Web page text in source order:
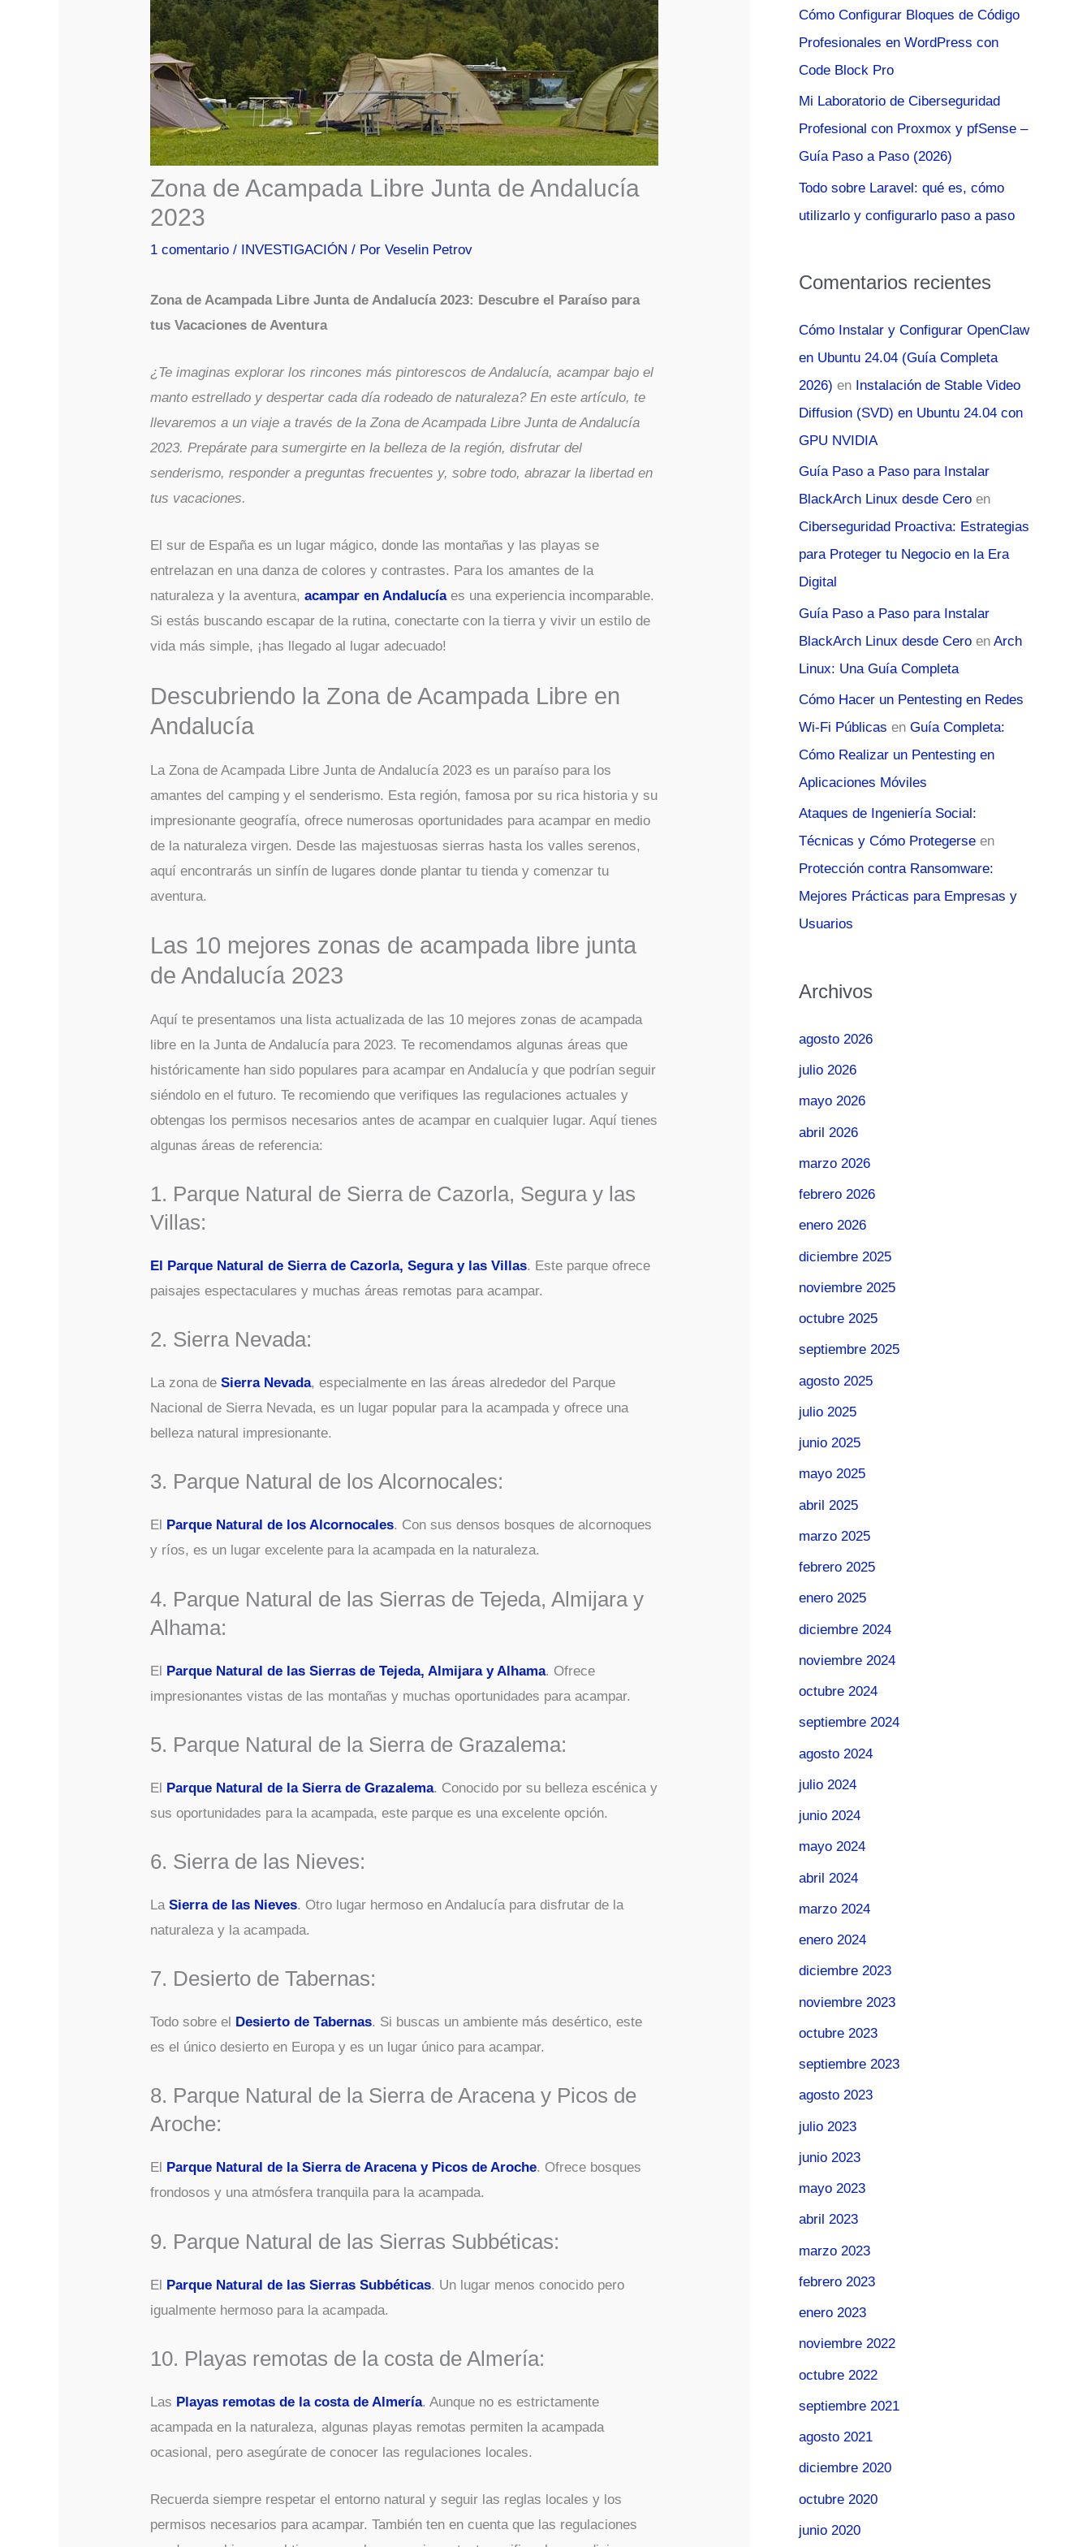
Zona de Acampada Libre Junta de Andalucía
2023
1 comentario / INVESTIGACIÓN / PorVeselin Petrov
Zona de Acampada Libre Junta de Andalucía 2023: Descubre el Paraíso para
tus Vacaciones de Aventura
¿Te imaginas explorar los rincones más pintorescos de Andalucía, acampar bajo el
manto estrellado y despertar cada día rodeado de naturaleza? En este artículo, te
llevaremos a un viaje a través de la Zona de Acampada Libre Junta de Andalucía
2023. Prepárate para sumergirte en la belleza de la región, disfrutar del
senderismo, responder a preguntas frecuentes y, sobre todo, abrazar la libertad en
tus vacaciones.
El sur de España es un lugar mágico, donde las montañas y las playas se
entrelazan en una danza de colores y contrastes. Para los amantes de la
naturaleza y la aventura,acampar en Andalucíaes una experiencia incomparable.
Si estás buscando escapar de la rutina, conectarte con la tierra y vivir un estilo de
vida más simple, ¡has llegado al lugar adecuado!
Descubriendo la Zona de Acampada Libre en
Andalucía
La Zona de Acampada Libre Junta de Andalucía 2023 es un paraíso para los
amantes del camping y el senderismo. Esta región, famosa por su rica historia y su
impresionante geografía, ofrece numerosas oportunidades para acampar en medio
de la naturaleza virgen. Desde las majestuosas sierras hasta los valles serenos,
aquí encontrarás un sinfín de lugares donde plantar tu tienda y comenzar tu
aventura.
Las 10 mejores zonas de acampada libre junta
de Andalucía 2023
Aquí te presentamos una lista actualizada de las 10 mejores zonas de acampada
libre en la Junta de Andalucía para 2023. Te recomendamos algunas áreas que
históricamente han sido populares para acampar en Andalucía y que podrían seguir
siéndolo en el futuro. Te recomiendo que verifiques las regulaciones actuales y
obtengas los permisos necesarios antes de acampar en cualquier lugar. Aquí tienes
algunas áreas de referencia:
1. Parque Natural de Sierra de Cazorla, Segura y las
Villas:
El Parque Natural de Sierra de Cazorla, Segura y las Villas. Este parque ofrece
paisajes espectaculares y muchas áreas remotas para acampar.
2. Sierra Nevada:
La zona deSierra Nevada, especialmente en las áreas alrededor del Parque
Nacional de Sierra Nevada, es un lugar popular para la acampada y ofrece una
belleza natural impresionante.
3. Parque Natural de los Alcornocales:
El Parque Natural de los Alcornocales. Con sus densos bosques de alcornoques
y ríos, es un lugar excelente para la acampada en la naturaleza.
4. Parque Natural de las Sierras de Tejeda, Almijara y
Alhama:
El Parque Natural de las Sierras de Tejeda, Almijara y Alhama. Ofrece
impresionantes vistas de las montañas y muchas oportunidades para acampar.
5. Parque Natural de la Sierra de Grazalema:
El Parque Natural de la Sierra de Grazalema. Conocido por su belleza escénica y
sus oportunidades para la acampada, este parque es una excelente opción.
6. Sierra de las Nieves:
LaSierra de las Nieves. Otro lugar hermoso en Andalucía para disfrutar de la
naturaleza y la acampada.
7. Desierto de Tabernas:
Todo sobre el Desierto de Tabernas. Si buscas un ambiente más desértico, este
es el único desierto en Europa y es un lugar único para acampar.
8. Parque Natural de la Sierra de Aracena y Picos de
Aroche:
El Parque Natural de la Sierra de Aracena y Picos de Aroche. Ofrece bosques
frondosos y una atmósfera tranquila para la acampada.
9. Parque Natural de las Sierras Subbéticas:
El Parque Natural de las Sierras Subbéticas. Un lugar menos conocido pero
igualmente hermoso para la acampada.
10. Playas remotas de la costa de Almería:
Las Playas remotas de la costa de Almería. Aunque no es estrictamente
acampada en la naturaleza, algunas playas remotas permiten la acampada
ocasional, pero asegúrate de conocer las regulaciones locales.
Recuerda siempre respetar el entorno natural y seguir las reglas locales y los
permisos necesarios para acampar. También ten en cuenta que las regulaciones
:
Cómo Configurar Bloques de Código
Profesionales en WordPress con
Code Block Pro
Mi Laboratorio de Ciberseguridad
Profesional con Proxmox y pfSense –
Guía Paso a Paso (2026)
Todo sobre Laravel: qué es, cómo
utilizarlo y configurarlo paso a paso
Comentarios recientes
Cómo Instalar y Configurar OpenClaw
en Ubuntu 24.04 (Guía Completa
2026) en Instalación de Stable Video
Diffusion (SVD) en Ubuntu 24.04 con
GPU NVIDIA
Guía Paso a Paso para Instalar
BlackArch Linux desde Cero en
Ciberseguridad Proactiva: Estrategias
para Proteger tu Negocio en la Era
Digital
Guía Paso a Paso para Instalar
BlackArch Linux desde Cero en Arch
Linux: Una Guía Completa
Cómo Hacer un Pentesting en Redes
Wi-Fi Públicas en Guía Completa:
Cómo Realizar un Pentesting en
Aplicaciones Móviles
Ataques de Ingeniería Social:
Técnicas y Cómo Protegerse en
Protección contra Ransomware:
Mejores Prácticas para Empresas y
Usuarios
Archivos
agosto 2026
julio 2026
mayo 2026
abril 2026
marzo 2026
febrero 2026
enero 2026
diciembre 2025
noviembre 2025
octubre 2025
septiembre 2025
agosto 2025
julio 2025
junio 2025
mayo 2025
abril 2025
marzo 2025
febrero 2025
enero 2025
diciembre 2024
noviembre 2024
octubre 2024
septiembre 2024
agosto 2024
julio 2024
junio 2024
mayo 2024
abril 2024
marzo 2024
enero 2024
diciembre 2023
noviembre 2023
octubre 2023
septiembre 2023
agosto 2023
julio 2023
junio 2023
mayo 2023
abril 2023
marzo 2023
febrero 2023
enero 2023
noviembre 2022
octubre 2022
septiembre 2021
agosto 2021
diciembre 2020
octubre 2020
junio 2020